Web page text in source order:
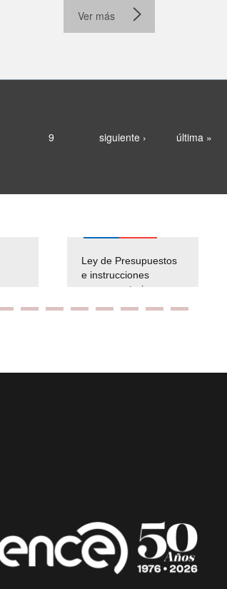
Ver más
9 siguiente › última »
Ley de Presupuestos
e instrucciones
presuspuetarias